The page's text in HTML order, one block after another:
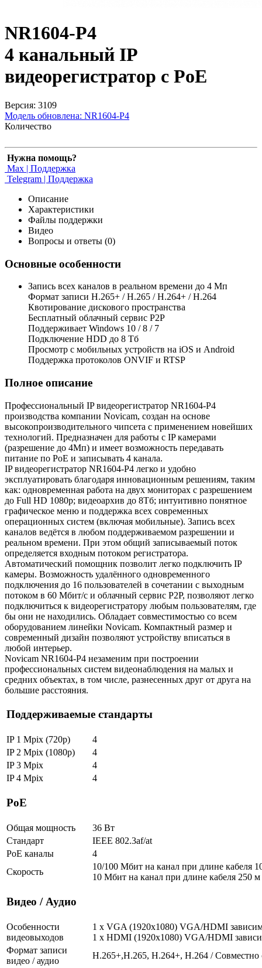
NR1604-P4
4 канальный IP
видеорегистратор c PoE
Версия: 3109
Модель обновлена: NR1604-P4
Количество
Нужна помощь?
Max | Поддержка
Telegram | Поддержка
Описание
Характеристики
Файлы поддержки
Видео
Вопросы и ответы (0)
Основные особенности
Запись всех каналов в реальном времени до 4 Мп
Формат записи H.265+ / H.265 / H.264+ / H.264
Квотирование дискового пространства
Бесплатный облачный сервис Р2Р
Поддерживает Windows 10 / 8 / 7
Подключение HDD до 8 Тб
Просмотр с мобильных устройств на iOS и Android
Поддержка протоколов ONVIF и RTSP
Полное описание
Профессиональный IP видеорегистратор NR1604-P4
производства компании Novicam, создан на основе
высокопроизводительного чипсета с применением новейших
технологий. Предназначен для работы с IP камерами
(разрешение до 4Мп) и имеет возможность передавать
питание по PoE и записывать 4 канала.
IP видеорегистратор NR1604-P4 легко и удобно
эксплуатировать благодаря инновационным решениям, таким
как: одновременная работа на двух мониторах с разрешением
до Full HD 1080p; видеоархив до 8Тб; интуитивно понятное
графическое меню и поддержка всех современных
операционных систем (включая мобильные). Запись всех
каналов ведётся в любом поддерживаемом разрешении и
реальном времени. При этом общий записываемый поток
определяется входным потоком регистратора.
Автоматический помощник позволит легко подключить IP
камеры. Возможность удалённого одновременного
подключения до 16 пользователей в сочетании с выходным
потоком в 60 Мбит/с и облачный сервис P2P, позволяют легко
подключиться к видеорегистратору любым пользователям, где
бы они не находились. Обладает совместимостью со всем
оборудованием линейки Novicam. Компактный размер и
современный дизайн позволяют устройству вписаться в
любой интерьер.
Novicam NR1604-P4 незаменим при построении
профессиональных систем видеонаблюдения на малых и
средних объектах, в том числе, разнесенных друг от друга на
большие расстояния.
Поддерживаемые стандарты
IP 1 Mpix (720p)
4
IP 2 Mpix (1080p)
4
IP 3 Mpix
4
IP 4 Mpix
4
РоЕ
Общая мощность
36 Вт
Стандарт
IEEE 802.3af/at
PoE каналы
4
Скорость
10/100 Мбит на канал при длине кабеля
10 Мбит на канал при длине кабеля 250 м
Видео / Аудио
Особенности
видеовыходов
1 x VGA (1920x1080) VGA/HDMI
1 x HDMI (1920x1080) VGA/HDMI
Формат записи
видео / аудио
H.265+,H.265, H.264+, H.264 /